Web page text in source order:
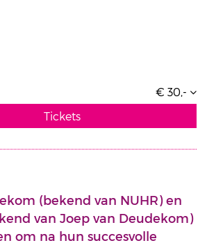
€ 30,-
Tickets
(bekend van NUHR) en
van Joep van Deudekom)
om na hun succesvolle